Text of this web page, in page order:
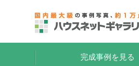
完成事例を見る